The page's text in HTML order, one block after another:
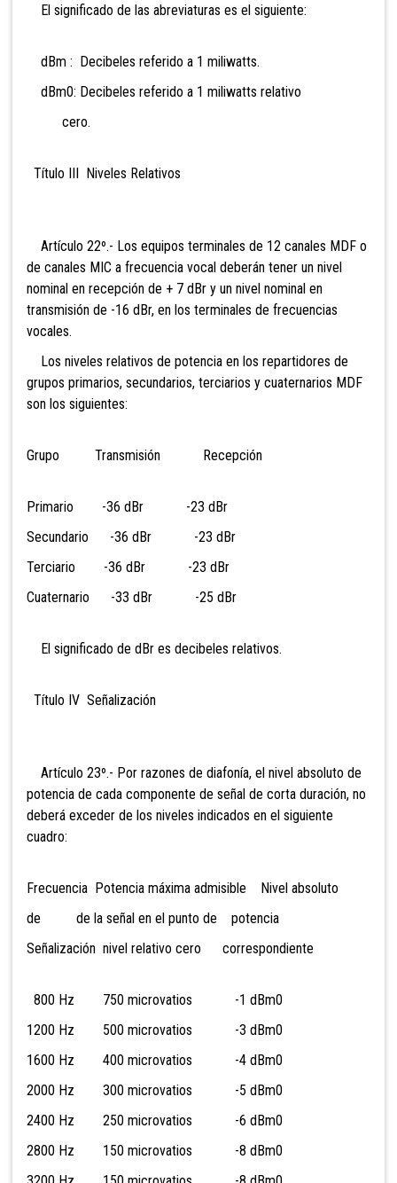
El significado de las abreviaturas es el siguiente:
dBm : Decibeles referido a 1 miliwatts.
dBm0: Decibeles referido a 1 miliwatts relativo
cero.
Título III Niveles Relativos
Artículo 22º.- Los equipos terminales de 12 canales MDF o
de canales MIC a frecuencia vocal deberán tener un nivel
nominal en recepción de + 7 dBr y un nivel nominal en
transmisión de -16 dBr, en los terminales de frecuencias
vocales.
Los niveles relativos de potencia en los repartidores de
grupos primarios, secundarios, terciarios y cuaternarios MDF
son los siguientes:
Grupo Transmisión Recepción
Primario -36 dBr -23 dBr
Secundario -36 dBr -23 dBr
Terciario -36 dBr -23 dBr
Cuaternario -33 dBr -25 dBr
El significado de dBr es decibeles relativos.
Título IV Señalización
Artículo 23º.- Por razones de diafonía, el nivel absoluto de
potencia de cada componente de señal de corta duración, no
deberá exceder de los niveles indicados en el siguiente
cuadro:
Frecuencia Potencia máxima admisible Nivel absoluto
de de la señal en el punto de potencia
Señalización nivel relativo cero correspondiente
800 Hz 750 microvatios -1 dBm0
1200 Hz 500 microvatios -3 dBm0
1600 Hz 400 microvatios -4 dBm0
2000 Hz 300 microvatios -5 dBm0
2400 Hz 250 microvatios -6 dBm0
2800 Hz 150 microvatios -8 dBm0